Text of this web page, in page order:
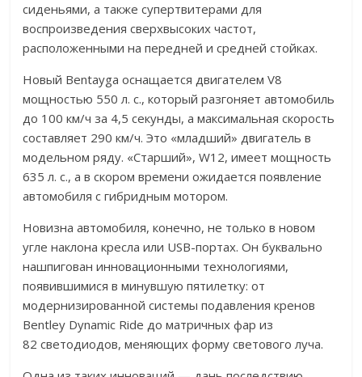
сиденьями, а также супертвитерами для
воспроизведения сверхвысоких частот,
расположенными на передней и средней стойках.
Новый Bentayga оснащается двигателем V8
мощностью 550 л. с., который разгоняет автомобиль
до 100 км/ч за 4,5 секунды, а максимальная скорость
составляет 290 км/ч. Это «младший» двигатель в
модельном ряду. «Старший», W12, имеет мощность
635 л. с., а в скором времени ожидается появление
автомобиля с гибридным мотором.
Новизна автомобиля, конечно, не только в новом
угле наклона кресла или USB-портах. Он буквально
нашпигован инновационными технологиями,
появившимися в минувшую пятилетку: от
модернизированной системы подавления кренов
Bentley Dynamic Ride до матричных фар из
82 светодиодов, меняющих форму светового луча.